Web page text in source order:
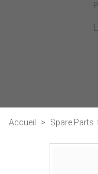
Accueil > Spare Parts